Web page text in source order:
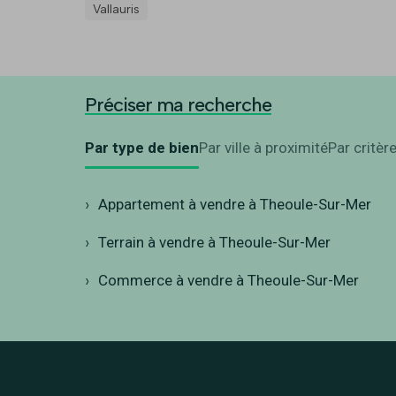
Vallauris
Préciser ma recherche
Par type de bienPar ville à proximitéPar critère
Appartement à vendre à Theoule-Sur-Mer
Terrain à vendre à Theoule-Sur-Mer
Commerce à vendre à Theoule-Sur-Mer